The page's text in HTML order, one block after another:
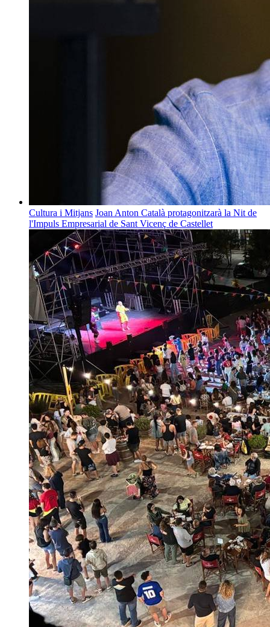
Cultura i Mitjans Joan Anton Català protagonitzarà la Nit de
l'Impuls Empresarial de Sant Vicenç de Castellet